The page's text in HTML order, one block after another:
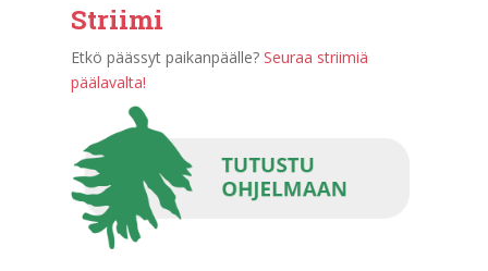
Striimi
Etkö päässyt paikanpäälle? Seuraa striimiä
päälavalta!